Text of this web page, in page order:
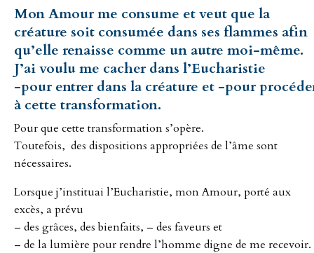
Mon Amour me consume et veut que la
créature soit consumée dans ses flammes afin
qu’elle renaisse comme un autre moi-même.
J’ai voulu me cacher dans l’Eucharistie
-pour entrer dans la créature et -pour
à cette transformation.
Pour que cette transformation s’opère.
Toutefois, des dispositions appropriées de l’âme sont
nécessaires.
Lorsque j’instituai l’Eucharistie, mon Amour, porté aux
excès, a prévu
– des grâces, des bienfaits, – des faveurs et
– de la lumière pour rendre l’homme digne de me recevoir.